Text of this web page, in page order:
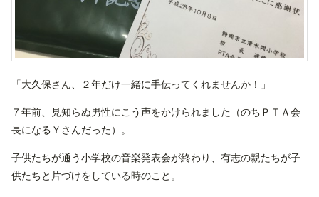
「大久保さん、２年だけ一緒に手伝ってくれませんか！」
７年前、見知らぬ男性にこう声をかけられました（のちＰＴＡ会
長になるＹさんだった）。
子供たちが通う小学校の音楽発表会が終わり、有志の親たちが子
供たちと片づけをしている時のこと。